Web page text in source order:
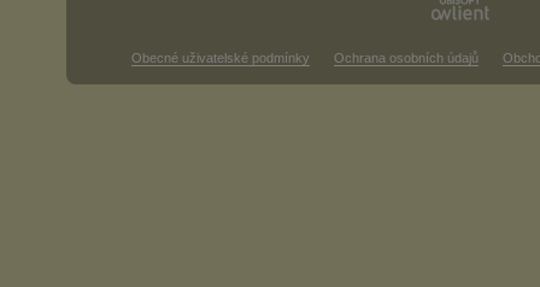
Obecné uživatelské podmínky Ochrana osobních údajů